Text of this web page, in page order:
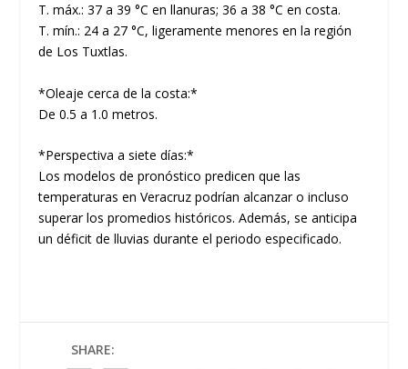
T. máx.: 37 a 39 °C en llanuras; 36 a 38 °C en costa.
T. mín.: 24 a 27 °C, ligeramente menores en la región
de Los Tuxtlas.
*Oleaje cerca de la costa:*
De 0.5 a 1.0 metros.
*Perspectiva a siete días:*
Los modelos de pronóstico predicen que las
temperaturas en Veracruz podrían alcanzar o incluso
superar los promedios históricos. Además, se anticipa
un déficit de lluvias durante el periodo especificado.
SHARE: